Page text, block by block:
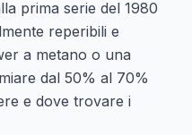
prima serie del 1980
reperibili e
a metano o una
dal 50% al 70%
e dove trovare i